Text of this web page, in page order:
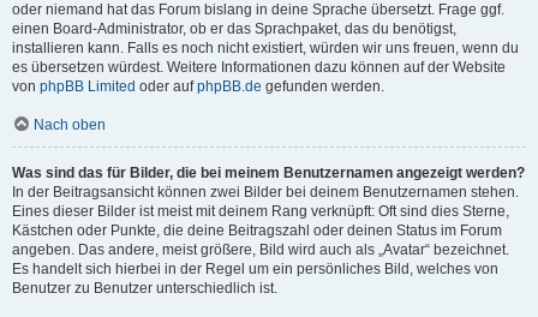
oder niemand hat das Forum bislang in deine Sprache übersetzt. Frage ggf.
einen Board-Administrator, ob er das Sprachpaket, das du benötigst,
installieren kann. Falls es noch nicht existiert, würden wir uns freuen, wenn du
es übersetzen würdest. Weitere Informationen dazu können auf der Website
von phpBB Limited oder aufphpBB.de gefunden werden.
Nach oben
Was sind das für Bilder, die bei meinem Benutzernamen angezeigt werden?
In der Beitragsansicht können zwei Bilder bei deinem Benutzernamen stehen.
Eines dieser Bilder ist meist mit deinem Rang verknüpft: Oft sind dies Sterne,
Kästchen oder Punkte, die deine Beitragszahl oder deinen Status im Forum
angeben. Das andere, meist größere, Bild wird auch als „Avatar“ bezeichnet.
Es handelt sich hierbei in der Regel um ein persönliches Bild, welches von
Benutzer zu Benutzer unterschiedlich ist.